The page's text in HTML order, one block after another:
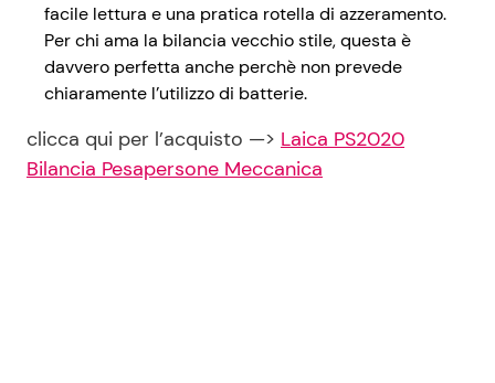
facile lettura e una pratica rotella di azzeramento.
Per chi ama la bilancia vecchio stile, questa è
davvero perfetta anche perchè non prevede
chiaramente l’utilizzo di batterie.
clicca qui per l’acquisto —> Laica PS2020
Bilancia Pesapersone Meccanica